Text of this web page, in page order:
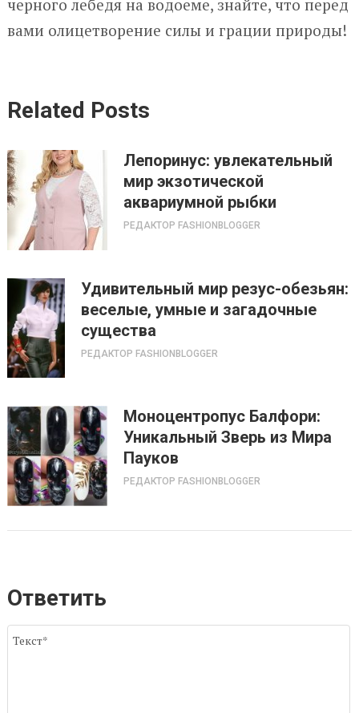
черного лебедя на водоеме, знайте, что перед
вами олицетворение силы и грации природы!
Related Posts
Лепоринус: увлекательный
мир экзотической
аквариумной рыбки
РЕДАКТОР FASHIONBLOGGER
Удивительный мир резус-обезьян:
веселые, умные и загадочные
существа
РЕДАКТОР FASHIONBLOGGER
Моноцентропус Балфори:
Уникальный Зверь из Мира
Пауков
РЕДАКТОР FASHIONBLOGGER
Ответить